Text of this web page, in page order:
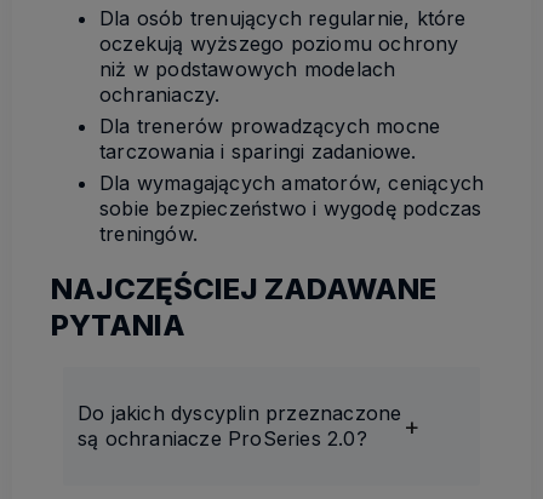
Dla osób trenujących regularnie, które
oczekują wyższego poziomu ochrony
niż w podstawowych modelach
ochraniaczy.
Dla trenerów prowadzących mocne
tarczowania i sparingi zadaniowe.
Dla wymagających amatorów, ceniących
sobie bezpieczeństwo i wygodę podczas
treningów.
NAJCZĘŚCIEJ ZADAWANE
PYTANIA
Do jakich dyscyplin przeznaczone
są ochraniacze ProSeries 2.0?